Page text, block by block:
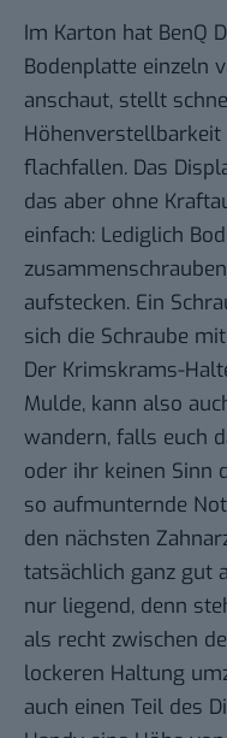
Im Karton hat BenQ
Bodenplatte einzeln
anschaut, stellt
flachfallen. Das
das aber ohne
einfach: Lediglich
aufstecken. Ein
sich die Schraube
Der Krimskrams-
Mulde, kann also
wandern, falls euch
oder ihr keinen Sinn
so aufmunternde
den nächsten
tatsächlich ganz gut
nur liegend, denn
als recht zwischen
lockeren Haltung
auch einen Teil des